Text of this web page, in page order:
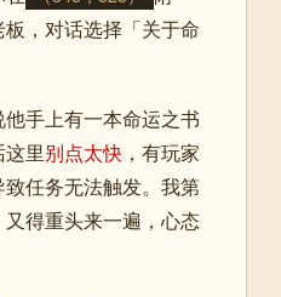
，对话选择「关于命
手上有一本命运之书
里别点太快 ，有玩家
任务无法触发。我第
得重头来一遍，心态